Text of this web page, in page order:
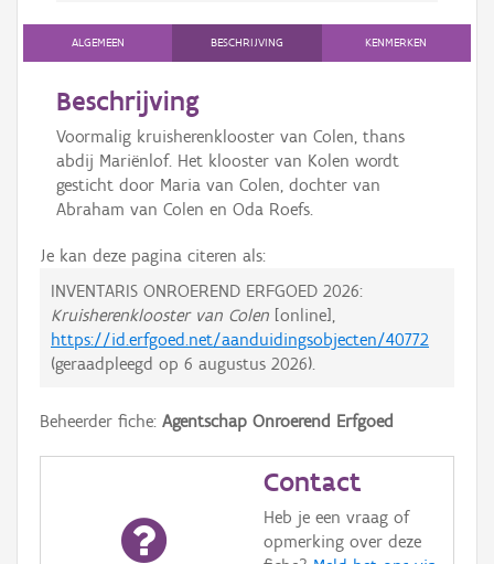
ALGEMEEN BESCHRIJVING KENMERKEN
Beschrijving
Voormalig kruisherenklooster van Colen, thans
abdij Mariënlof. Het klooster van Kolen wordt
gesticht door Maria van Colen, dochter van
Abraham van Colen en Oda Roefs.
Je kan deze pagina citeren als:
INVENTARIS ONROEREND ERFGOED 2026:
Kruisherenklooster van Colen [online],
https://id.erfgoed.net/aanduidingsobjecten/40772
(geraadpleegd op 6 augustus 2026).
Beheerder fiche: Agentschap Onroerend Erfgoed
Contact
Heb je een vraag of
opmerking over deze